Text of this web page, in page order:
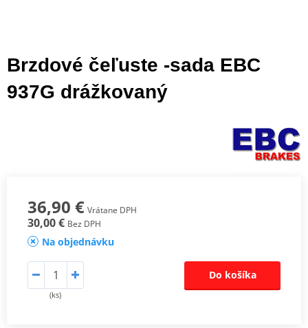
Brzdové čeľuste -sada EBC
937G drážkovaný
36,90 € Vrátane DPH
30,00 € Bez DPH
Na objednávku
(ks)
Do košíka